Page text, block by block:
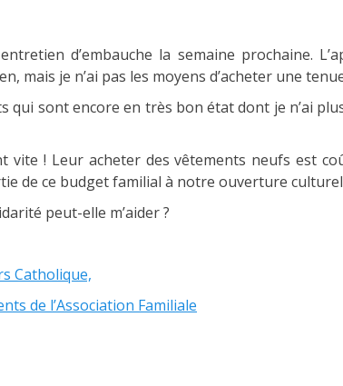
d’embauche la semaine prochaine.
mais je n’ai pas les moyens d’acheter une
qui sont encore en très bon état dont je n’ai
vite ! Leur acheter des vêtements neufs est
de ce budget familial à notre ouverture
peut-elle m’aider ?
Catholique,
de l’Association Familiale